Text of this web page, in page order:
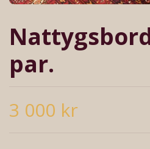
par.
3 000 kr